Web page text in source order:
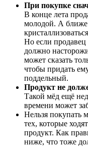
При покупке
В конце лета
молодой. А ближе
Но если продавец
должно
может сказать
чтобы придать
поддельный.
Продукт не
Такой мёд ещё
времени может
Нельзя покупать
тех, которые
продукт. Как
ниже, что тоже